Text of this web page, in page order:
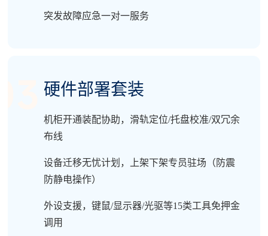
突发故障应急一对一服务
硬件部署套装
机柜开通装配协助，滑轨定位/托盘校准/双冗余
布线
设备迁移无忧计划，上架下架专员驻场（防震
防静电操作）
外设支援，键鼠/显示器/光驱等15类工具免押金
调用